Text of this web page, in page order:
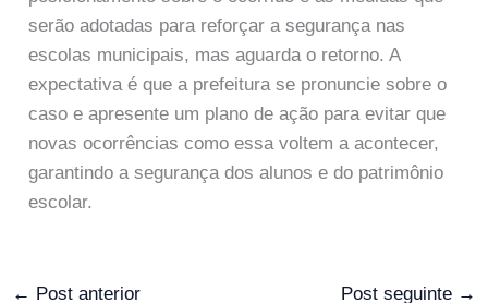
serão adotadas para reforçar a segurança nas
escolas municipais, mas aguarda o retorno. A
expectativa é que a prefeitura se pronuncie sobre o
caso e apresente um plano de ação para evitar que
novas ocorrências como essa voltem a acontecer,
garantindo a segurança dos alunos e do patrimônio
escolar.
← Post anterior Post seguinte →